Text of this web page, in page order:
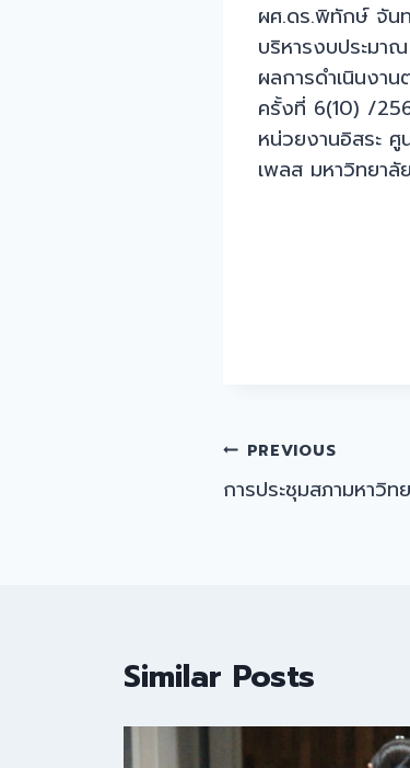
ผศ.ดร.พิทักษ์ จัน
บริหารงบประมา
ผลการดำเนินงา
ครั้งที่ 6(10) /
หน่วยงานอิสระ
เพลส มหาวิทยา
Post
navigation
PREVIOUS
การประชุมสภามหาวิ
Similar Posts